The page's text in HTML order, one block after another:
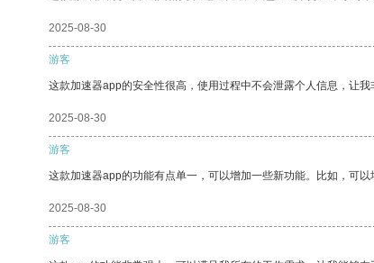
2025-08-30
游客
这款加速器app的安全性很高，使用过程中不会泄露个人信息，让我
2025-08-30
游客
这款加速器app的功能有点单一，可以增加一些新功能。比如，可
2025-08-30
游客